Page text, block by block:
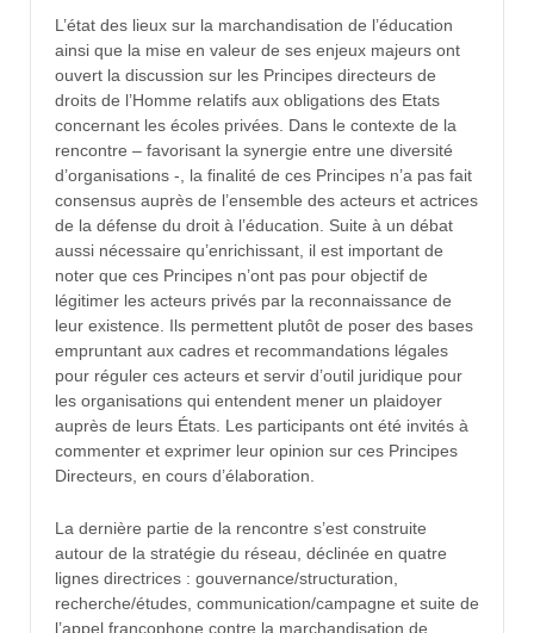
L’état des lieux sur la marchandisation de l’éducation
ainsi que la mise en valeur de ses enjeux majeurs ont
ouvert la discussion sur les Principes directeurs de
droits de l’Homme relatifs aux obligations des Etats
concernant les écoles privées. Dans le contexte de la
rencontre – favorisant la synergie entre une diversité
d’organisations -, la finalité de ces Principes n’a pas fait
consensus auprès de l’ensemble des acteurs et actrices
de la défense du droit à l’éducation. Suite à un débat
aussi nécessaire qu’enrichissant, il est important de
noter que ces Principes n’ont pas pour objectif de
légitimer les acteurs privés par la reconnaissance de
leur existence. Ils permettent plutôt de poser des bases
empruntant aux cadres et recommandations légales
pour réguler ces acteurs et servir d’outil juridique pour
les organisations qui entendent mener un plaidoyer
auprès de leurs États. Les participants ont été invités à
commenter et exprimer leur opinion sur ces Principes
Directeurs, en cours d’élaboration.
La dernière partie de la rencontre s’est construite
autour de la stratégie du réseau, déclinée en quatre
lignes directrices : gouvernance/structuration,
recherche/études, communication/campagne et suite de
l’appel francophone contre la marchandisation de